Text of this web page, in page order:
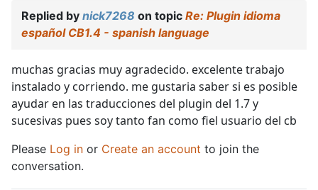
Replied by nick7268 on topic Re: Plugin idioma
español CB1.4 - spanish language
muchas gracias muy agradecido. excelente trabajo
instalado y corriendo. me gustaria saber si es posible
ayudar en las traducciones del plugin del 1.7 y
sucesivas pues soy tanto fan como fiel usuario del cb
Please Log in or Create an account to join the
conversation.